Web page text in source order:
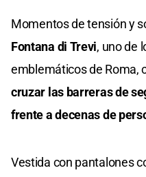
Momentos de tensión y
Fontana di Trevi, uno de
emblemáticos de Roma,
cruzar las barreras de
frente a decenas de
Vestida con pantalones